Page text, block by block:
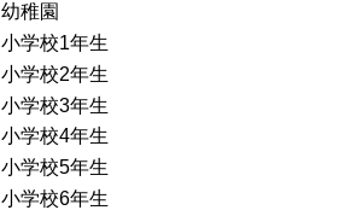
幼稚園
小学校1年生
小学校2年生
小学校3年生
小学校4年生
小学校5年生
小学校6年生